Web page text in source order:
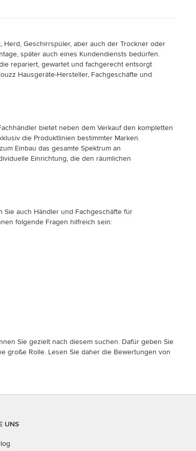
Geschirrspüler, aber auch der Trockner oder
später auch eines Kundendiensts bedürfen.
repariert, gewartet und fachgerecht entsorgt
Hausgeräte-Hersteller, Fachgeschäfte und
bietet neben dem Verkauf den kompletten
die Produktlinien bestimmter Marken.
Einbau das gesamte Spektrum an
Einrichtung, die den räumlichen
auch Händler und Fachgeschäfte für
folgende Fragen hilfreich sein:
Sie gezielt nach diesem suchen. Dafür geben Sie
große Rolle. Lesen Sie daher die Bewertungen von
UNS